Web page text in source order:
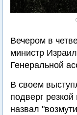
Вечером в
министр
Генеральной
В своем
подверг
назвал